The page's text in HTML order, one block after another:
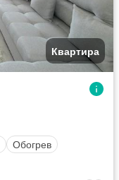
Квартира
Обогрев